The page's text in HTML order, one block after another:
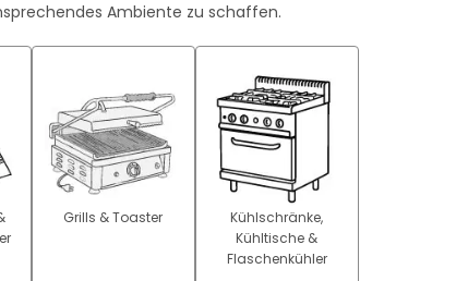
Ambiente zu schaffen.
Grills & Toaster
Kühlschränke,
Kühltische &
Flaschenkühler